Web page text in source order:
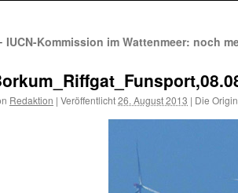
IUCN-Kommission im Wattenmeer: noch
Redaktion | Veröffentlicht26. August 2013 | Die